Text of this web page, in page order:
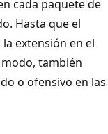
cada paquete de
Hasta que el
extensión en el
también
o ofensivo en las